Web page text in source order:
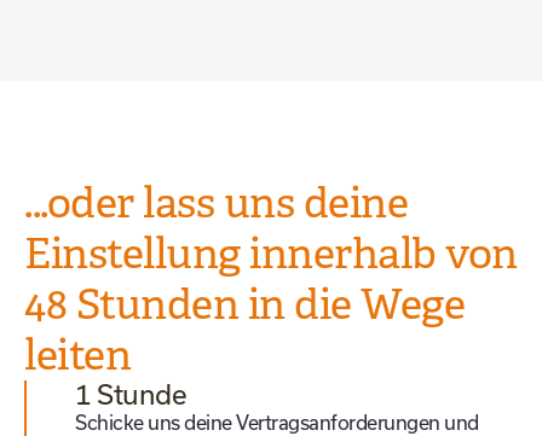
...oder lass uns deine
Einstellung innerhalb von
48 Stunden in die Wege
leiten
1 Stunde
Schicke uns deine Vertragsanforderungen und